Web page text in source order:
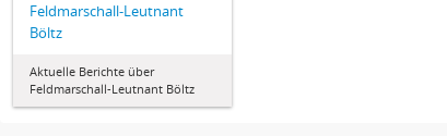
Feldmarschall-Leutnant
Böltz
Aktuelle Berichte über
Feldmarschall-Leutnant Böltz